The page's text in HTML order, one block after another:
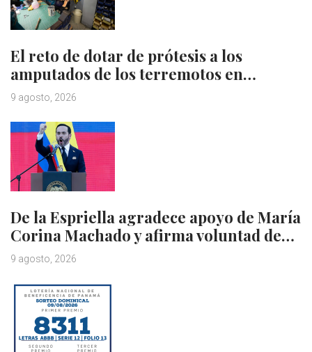
El reto de dotar de prótesis a los
amputados de los terremotos en…
9 agosto, 2026
De la Espriella agradece apoyo de María
Corina Machado y afirma voluntad de…
9 agosto, 2026